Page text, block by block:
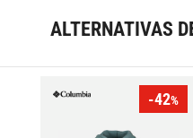
ALTERNATIVAS
-42%